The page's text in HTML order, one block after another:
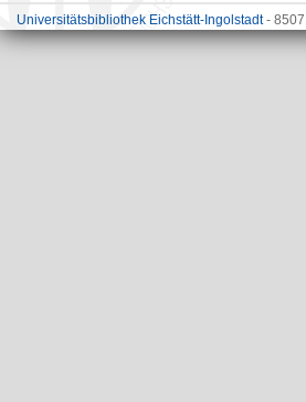
Universitätsbibliothek Eichstätt-Ingolstadt-